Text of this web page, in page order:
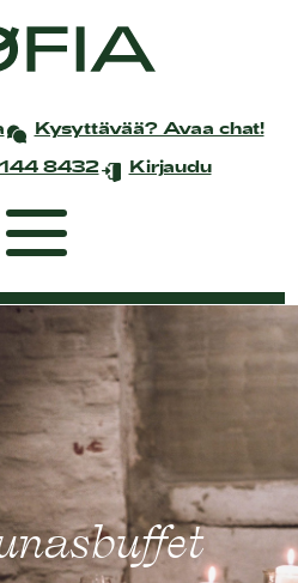
Kysyttävää? Avaa chat!
8432
Kirjaudu